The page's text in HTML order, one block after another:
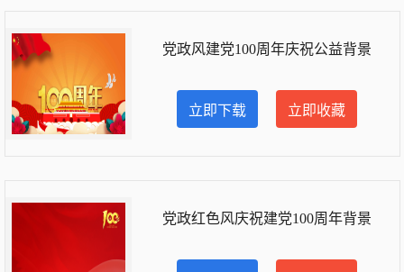
党政风建党100周年庆祝公益背景
立即下载 立即收藏
党政红色风庆祝建党100周年背景